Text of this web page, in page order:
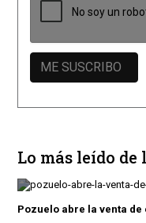
Lo más leído de
Pozuelo abre la venta